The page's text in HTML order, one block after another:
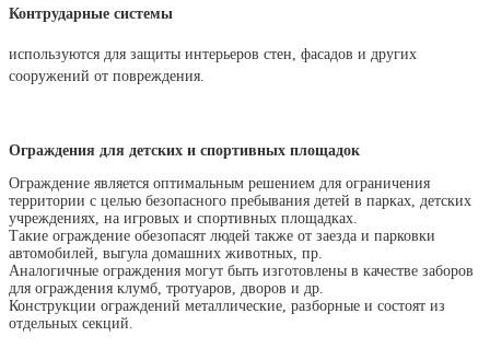
Контрударные системы
используются для защиты интерьеров стен, фасадов и других
сооружений от повреждения.
Ограждения для детских и спортивных площадок
Ограждение является оптимальным решением для ограничения
территории с целью безопасного пребывания детей в парках, детских
учреждениях, на игровых и спортивных площадках.
Такие ограждение обезопасят людей также от заезда и парковки
автомобилей, выгула домашних животных, пр.
Аналогичные ограждения могут быть изготовлены в качестве заборов
для ограждения клумб, тротуаров, дворов и др.
Конструкции ограждений металлические, разборные и состоят из
отдельных секций.